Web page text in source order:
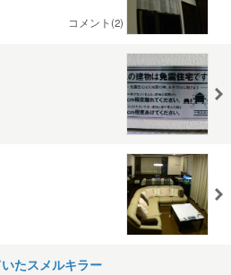
コメント(2)
たスメルキラー